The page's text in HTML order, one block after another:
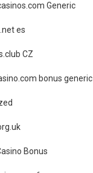
Generic
es
CZ
bonus generic
Bonus